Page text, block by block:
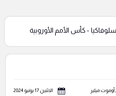
- كأس الأمم الأوروبية
ميلير الاثنين 17 يونيو 2024